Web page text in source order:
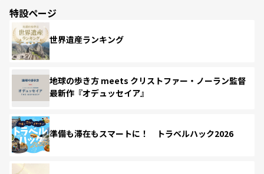
特設ページ
世界遺産ランキング
地球の歩き方 meets クリストファー・ノーラン監督
最新作『オデュッセイア』
準備も滞在もスマートに！ トラベルハック2026